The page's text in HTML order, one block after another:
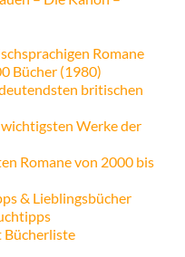
Romane
Bücher (1980)
britischen
Werke der
Romane von 2000 bis
& Lieblingsbücher
Bücherliste